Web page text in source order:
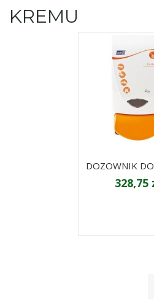
KREMU
DOZOWNIK
328,75